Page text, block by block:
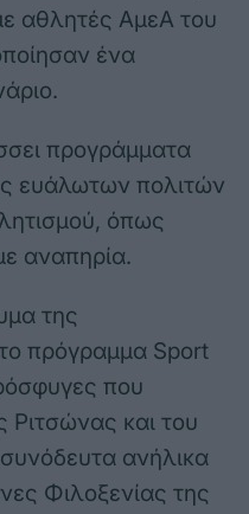
αθλητές ΑμεΑ του
ένα
προγράμματα
ευάλωτων πολιτών
όπως
αναπηρία.
της
πρόγραμμα Sport
που
Ριτσώνας και του
ανήλικα
Φιλοξενίας της